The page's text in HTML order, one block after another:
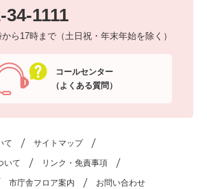
34-1111
ら17時まで（土日祝・年末年始を除く）
コールセンター
（よくある質問）
て サイトマップ
いて リンク・免責事項
市庁舎フロア案内 お問い合わせ